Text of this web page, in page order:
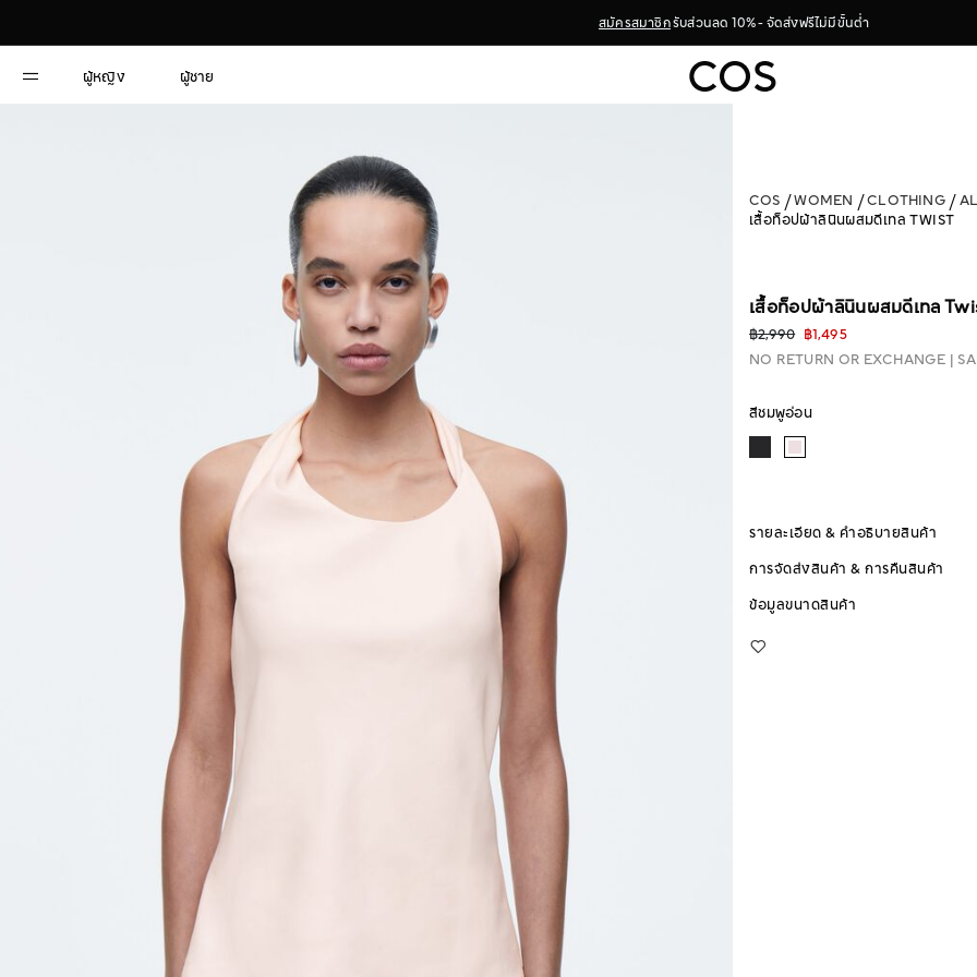
สมัครสมาชิกรับส่วนลด 10% - จัดส่งฟรีไม่มีขั้นต่ำ
ผู้หญิง ผู้ชาย
COS WOMEN CLOTHING
เสื้อท็อปผ้าลินินผสมดีเทล TWIST
เสื้อท็อปผ้าลินินผสมดีเทล
฿2,990 ฿1,495
NO RETURN OR EXCHANGE
สีชมพูอ่อน
รายละเอียด & คำอธิบายสินค้า
การจัดส่งสินค้า & การคืนสินค้า
ข้อมูลขนาดสินค้า